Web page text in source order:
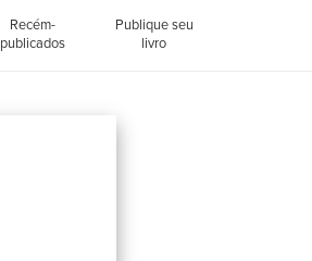
Recém-
publicados
Publique seu
livro